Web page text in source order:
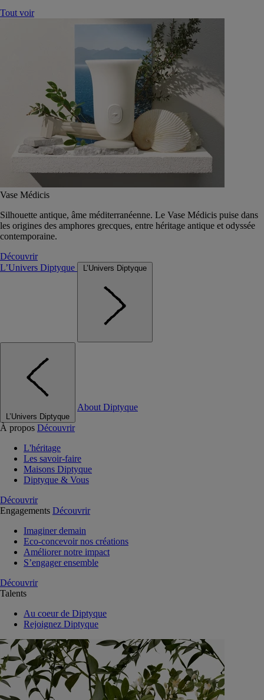
Tout voir
Vase Médicis
Silhouette antique, âme méditerranéenne. Le Vase Médicis puise dans
les origines des amphores grecques, entre héritage antique et odyssée
contemporaine.
Découvrir
L’Univers Diptyque
L’Univers Diptyque
L’Univers Diptyque
About Diptyque
À propos Découvrir
L'héritage
Les savoir-faire
Maisons Diptyque
Diptyque & Vous
Découvrir
Engagements Découvrir
Imaginer demain
Eco-concevoir nos créations
Améliorer notre impact
S’engager ensemble
Découvrir
Talents
Au coeur de Diptyque
Rejoignez Diptyque